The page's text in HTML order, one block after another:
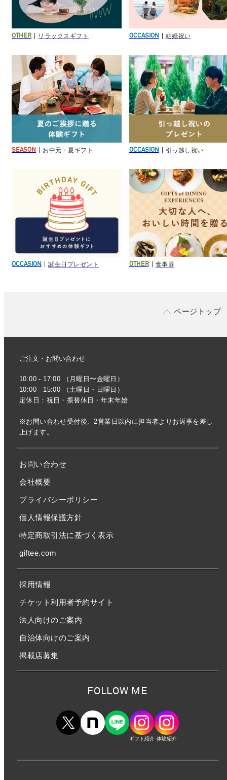
OTHER リラックスギフト OCCASION 結婚祝い
SEASON お中元・夏ギフト OCCASION 引っ越し祝い
OCCASION 誕生日プレゼント OTHER 食事券
ページトップ
ご注文・お問い合わせ
10:00 - 17:00 （月曜日〜金曜日）
10:00 - 15:00 （土曜日・日曜日）
定休日：祝日・振替休日・年末年始
※お問い合わせ受付後、2営業日以内に担当者よりお返事を差し
上げます。
お問い合わせ
会社概要
プライバシーポリシー
個人情報保護方針
特定商取引法に基づく表示
giftee.com
採用情報
チケット利用者予約サイト
法人向けのご案内
自治体向けのご案内
掲載店募集
FOLLOW ME
ギフト紹介 体験紹介